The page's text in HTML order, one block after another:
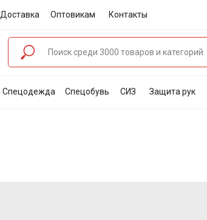
Доставка Оптовикам Контакты
Спецодежда Спецобувь СИЗ Защита рук